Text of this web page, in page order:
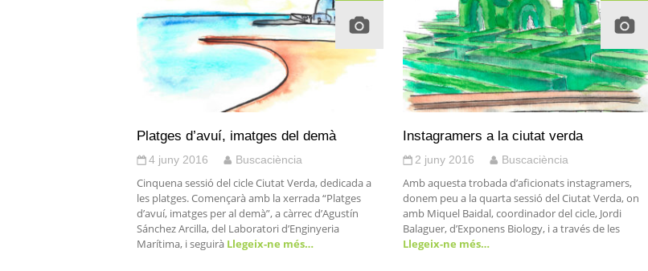
Platges d’avuí, imatges del demà
4 juny 2016 Buscaciència
Cinquena sessió del cicle Ciutat Verda, dedicada a
les platges. Començarà amb la xerrada “Platges
d’avuí, imatges per al demà”, a càrrec d’Agustín
Sánchez Arcilla, del Laboratori d’Enginyeria
Marítima, i seguirà Llegeix-ne més…
Instagramers a la ciutat verda
2 juny 2016 Buscaciència
Amb aquesta trobada d’aficionats instagramers,
donem peu a la quarta sessió del Ciutat Verda, on
amb Miquel Baidal, coordinador del cicle, Jordi
Balaguer, d’Exponens Biology, i a través de les
Llegeix-ne més…